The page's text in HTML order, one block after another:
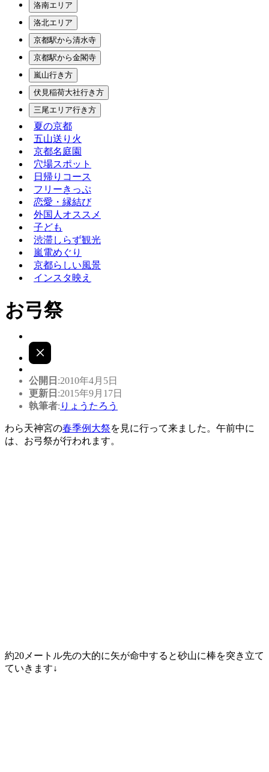
洛南エリア
洛北エリア
京都駅から清水寺
京都駅から金閣寺
嵐山行き方
伏見稲荷大社行き方
三尾エリア行き方
夏の京都
五山送り火
京都名庭園
穴場スポット
日帰りコース
フリーきっぷ
恋愛・縁結び
外国人オススメ
子ども
渋滞しらず観光
嵐電めぐり
京都らしい風景
インスタ映え
お弓祭
公開日 :2010年4月5日
更新日 :2015年9月17日
執筆者: りょうたろう
わら天神宮の春季例大祭を見に行って来ました。午前中に
は、お弓祭が行われます。
約20メートル先の大的に矢が命中すると砂山に棒を突き立て
ていきます↓